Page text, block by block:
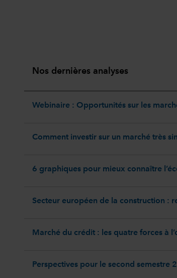
Nos dernières analyses
Webinaire : Opportunités sur les
Comment investir sur un marché très
6 graphiques pour mieux connaître
Secteur européen de la construction :
Marché du crédit : les quatre forces à
Perspectives pour le second semestre